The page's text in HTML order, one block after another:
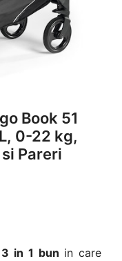
Book 51
0-22 kg,
Pareri
in 1 bun in care